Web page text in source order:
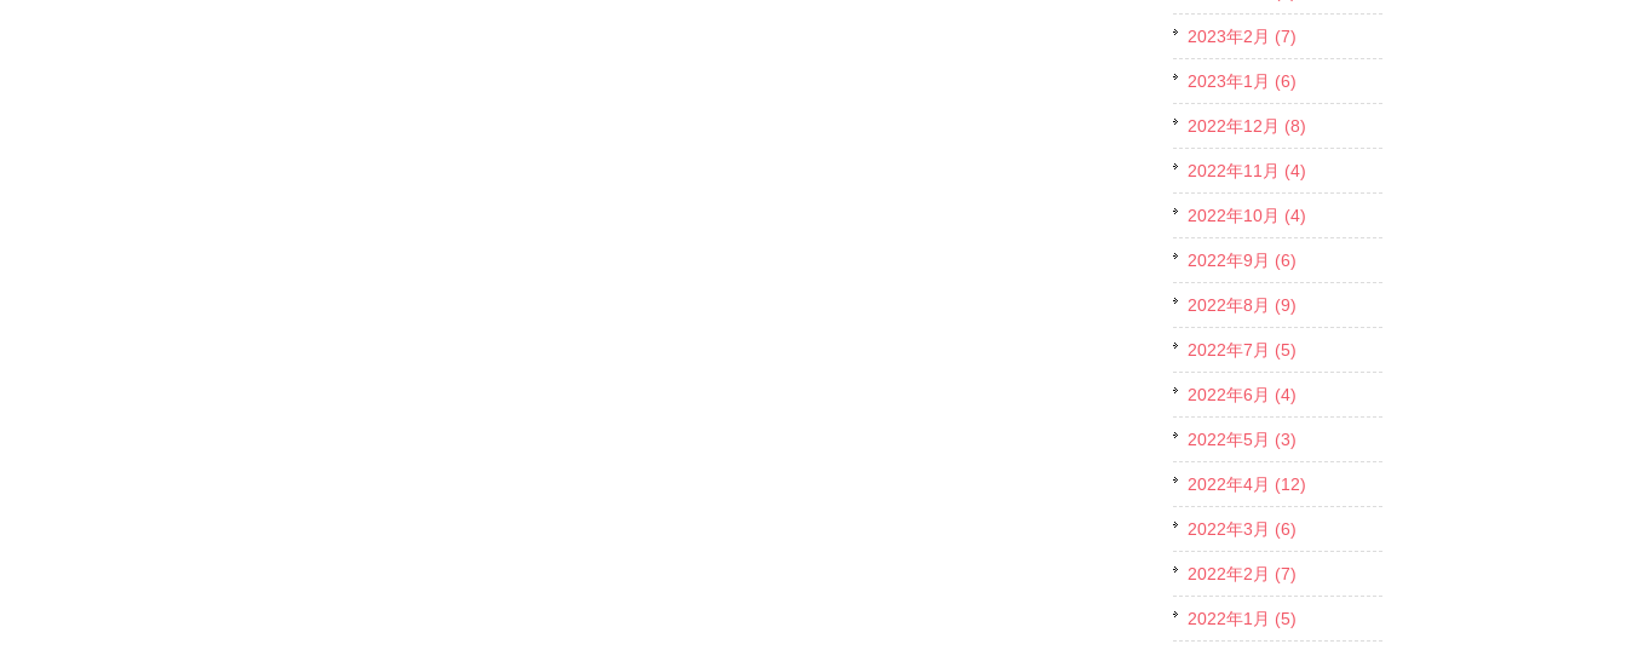
2023年2月 (7)
2023年1月 (6)
2022年12月 (8)
2022年11月 (4)
2022年10月 (4)
2022年9月 (6)
2022年8月 (9)
2022年7月 (5)
2022年6月 (4)
2022年5月 (3)
2022年4月 (12)
2022年3月 (6)
2022年2月 (7)
2022年1月 (5)